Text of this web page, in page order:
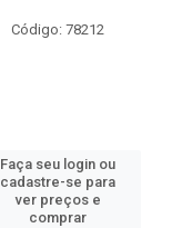
Código: 78212
Faça seu login ou
cadastre-se para
ver preços e
comprar